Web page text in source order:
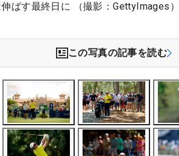
ばす最終日に （撮影：GettyImages）
この写真の記事を読む